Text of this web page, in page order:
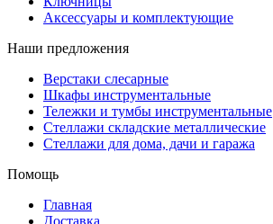
Аксессуары и комплектующие
Наши предложения
Верстаки слесарные
Шкафы инструментальные
Тележки и тумбы инструментальные
Стеллажи складские металлические
Стеллажи для дома, дачи и гаража
Помощь
Главная
Доставка